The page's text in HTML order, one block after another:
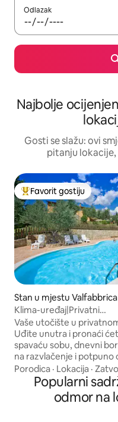
Odlazak
Najbolje
Gosti se slažu: ovi
pitanju
Glavni favorit gostiju
Favorit gostiju
Stan u mjestu Valfabbrica
Klima-uređaj|Privatni
vrt|Doživljaji|Bazen|Asisi
Vaše utočište u
Uđite unutra i pronaći
spavaću sobu, dnevni
na razvlačenje i potpuno
kuhinju s klima-uređajem. Ali
dragulj je vaš vlastiti
jedina stvar na dnevnom
svjež vazduh i opuštanje. Okruženi
Porodica · Lokacija ·
Popularni
odmor na